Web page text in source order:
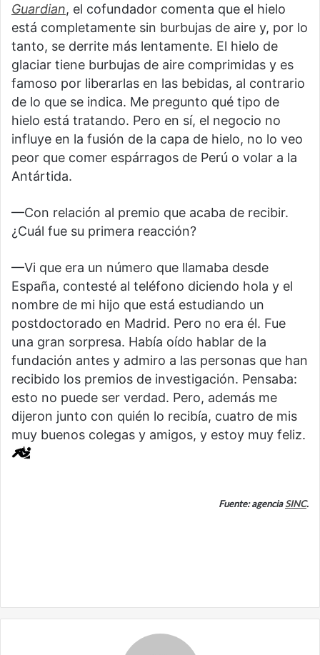
Guardian, el cofundador comenta que el hielo
está completamente sin burbujas de aire y, por lo
tanto, se derrite más lentamente. El hielo de
glaciar tiene burbujas de aire comprimidas y es
famoso por liberarlas en las bebidas, al contrario
de lo que se indica. Me pregunto qué tipo de
hielo está tratando. Pero en sí, el negocio no
influye en la fusión de la capa de hielo, no lo veo
peor que comer espárragos de Perú o volar a la
Antártida.
—Con relación al premio que acaba de recibir.
¿Cuál fue su primera reacción?
—Vi que era un número que llamaba desde
España, contesté al teléfono diciendo hola y el
nombre de mi hijo que está estudiando un
postdoctorado en Madrid. Pero no era él. Fue
una gran sorpresa. Había oído hablar de la
fundación antes y admiro a las personas que han
recibido los premios de investigación. Pensaba:
esto no puede ser verdad. Pero, además me
dijeron junto con quién lo recibía, cuatro de mis
muy buenos colegas y amigos, y estoy muy feliz.
Fuente: agenciaSINC.